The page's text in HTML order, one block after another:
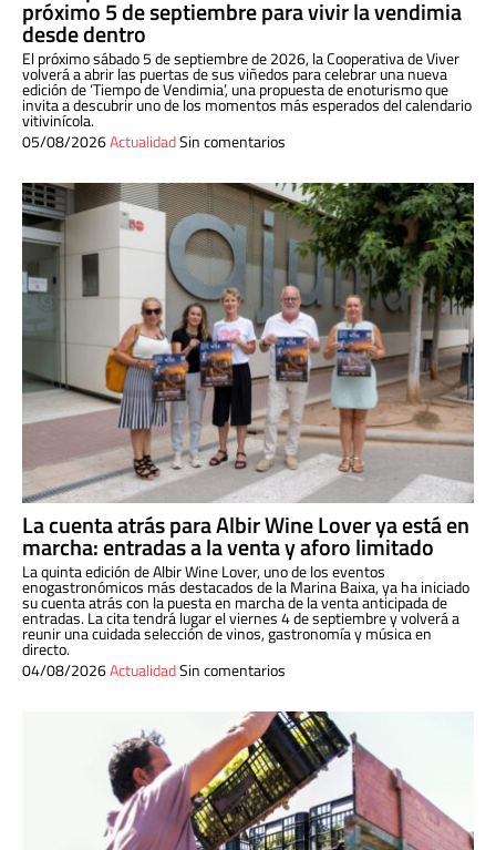
próximo 5 de septiembre para vivir la vendimia
desde dentro
El próximo sábado 5 de septiembre de 2026, la Cooperativa de Viver
volverá a abrir las puertas de sus viñedos para celebrar una nueva
edición de ‘Tiempo de Vendimia’, una propuesta de enoturismo que
invita a descubrir uno de los momentos más esperados del calendario
vitivinícola.
05/08/2026ActualidadSin comentarios
La cuenta atrás para Albir Wine Lover ya está en
marcha: entradas a la venta y aforo limitado
La quinta edición de Albir Wine Lover, uno de los eventos
enogastronómicos más destacados de la Marina Baixa, ya ha iniciado
su cuenta atrás con la puesta en marcha de la venta anticipada de
entradas. La cita tendrá lugar el viernes 4 de septiembre y volverá a
reunir una cuidada selección de vinos, gastronomía y música en
directo.
04/08/2026ActualidadSin comentarios